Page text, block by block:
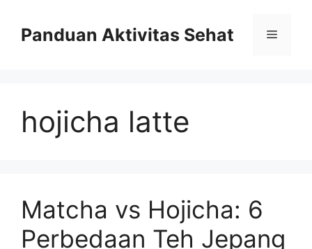
contentPanduan Aktivitas Sehat Menu
hojicha latte
Matcha vs Hojicha: 6
Perbedaan Teh Jepang